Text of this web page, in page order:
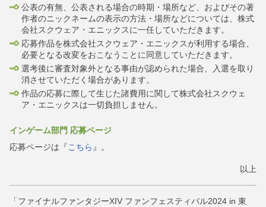
公表の有無、公表される場合の時期・場所など、およびその著
作者のニックネームの表示の方法・場所などについては、株式
会社スクウェア・エニックスに一任していただきます。
応募作品を株式会社スクウェア・エニックスが利用する場合、
必要となる改変をおこなうことに同意していただきます。
選考後に審査対象外となる事由が認められた場合、入選を取り
消させていただく場合があります。
作品の応募に際して生じた諸費用に関して株式会社スクウェ
ア・エニックスは一切負担しません。
インゲーム部門 応募ページ
応募ページは『こちら 』。
以上
「ファイナルファンタジーXIV ファンフェスティバル2024 in 東